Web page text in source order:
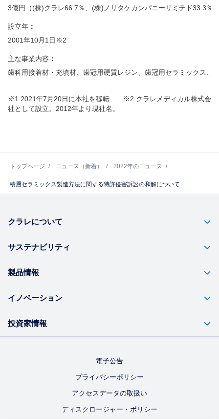
3億円（(株)クラレ66.7％、(株)ノリタケカンパニーリミテド33.3％
設立年
2001年10月1日※2
主な事業内容
歯科用接着材・充填材、歯冠用硬質レジン、歯冠用セラミックス、
※1 2021年7月20日に本社を移転 ※2 クラレメディカル株式会
社として設立。2012年より現社名。
トップページ ニュース（新着） 2022年のニュース
積層セラミックス製造方法に関する特許侵害訴訟の和解について
クラレについて
サステナビリティ
製品情報
イノベーション
投資家情報
電子公告
プライバシーポリシー
アクセスデータの取扱い
ディスクロージャー・ポリシー